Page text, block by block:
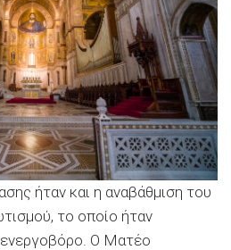
ήταν και η αναβάθμιση του
το οποίο ήταν
ενεργοβόρο. Ο Ματέο